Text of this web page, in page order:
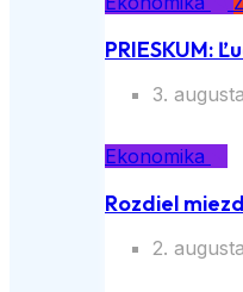
PRIESKUM:
3.
Ekonomika
Rozdiel
2.